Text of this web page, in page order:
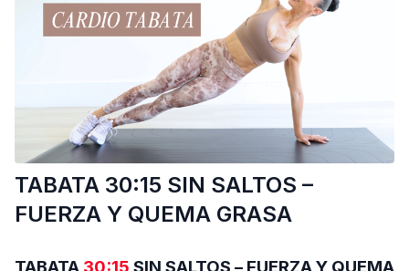
TABATA 30:15 SIN SALTOS –
FUERZA Y QUEMA GRASA